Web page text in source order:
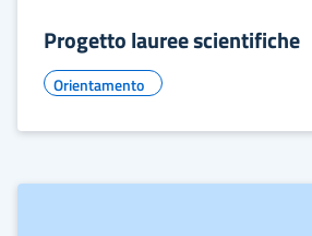
Progetto lauree scientifiche
Orientamento